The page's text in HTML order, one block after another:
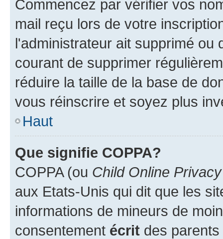
Commencez par vérifier vos
mail reçu lors de votre
l'administrateur ait supprimé ou
courant de supprimer
réduire la taille de la base de
vous réinscrire et soyez plus
Haut
Que signifie COPPA?
COPPA (ou Child Online
aux Etats-Unis qui dit que les
informations de mineurs de
consentement écrit des